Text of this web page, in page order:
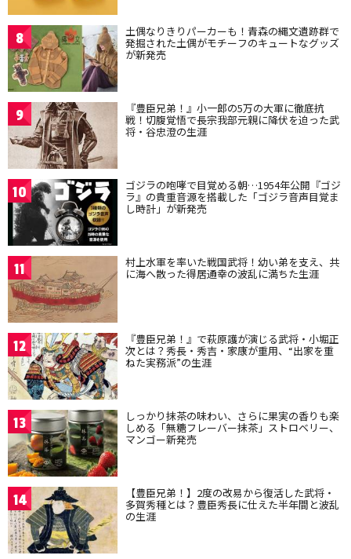
8 土偶なりきりパーカーも！青森の縄文遺跡群で
発掘された土偶がモチーフのキュートなグッズ
が新発売
9 『豊臣兄弟！』小一郎の5万の大軍に徹底抗
戦！切腹覚悟で長宗我部元親に降伏を迫った武
将・谷忠澄の生涯
10 ゴジラの咆哮で目覚める朝…1954年公開『ゴジ
ラ』の貴重音源を搭載した「ゴジラ音声目覚ま
し時計」が新発売
11 村上水軍を率いた戦国武将！幼い弟を支え、共
に海へ散った得居通幸の波乱に満ちた生涯
12 『豊臣兄弟！』で萩原護が演じる武将・小堀正
次とは？秀長・秀吉・家康が重用、“出家を重
ねた実務派”の生涯
13 しっかり抹茶の味わい、さらに果実の香りも楽
しめる「無糖フレーバー抹茶」ストロベリー、
マンゴー新発売
14 【豊臣兄弟！】2度の改易から復活した武将・
多賀秀種とは？豊臣秀長に仕えた半年間と波乱
の生涯